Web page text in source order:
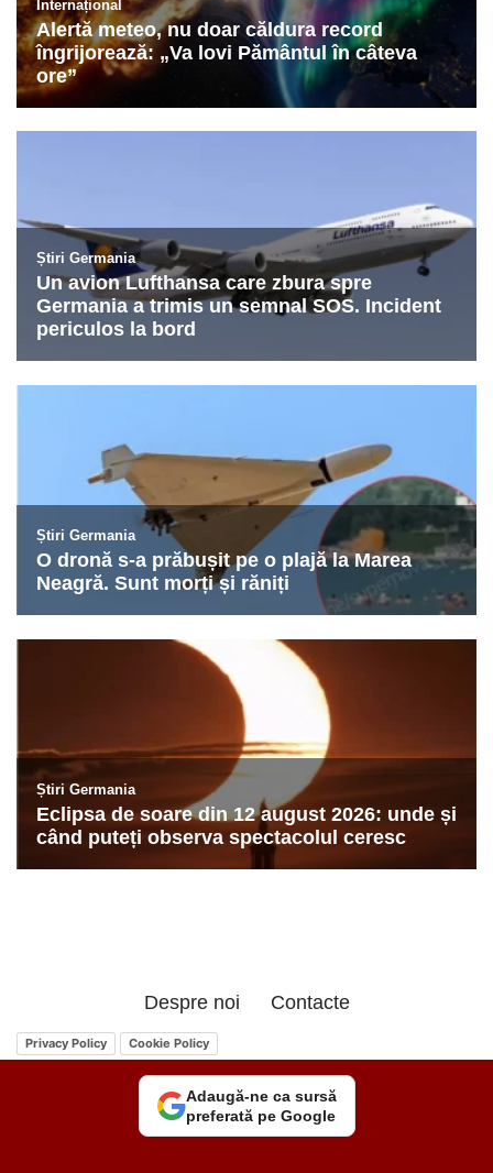
Despre noi Contacte
Privacy Policy Cookie Policy
Adaugă-ne ca sursă
preferată pe Google